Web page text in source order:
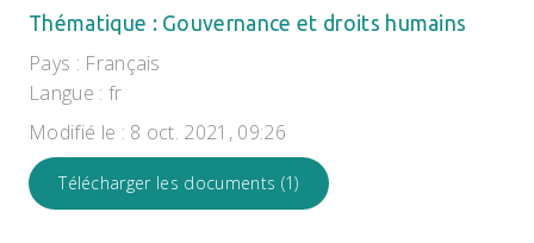
Thématique : Gouvernance et droits humains
Pays : Français
Langue : fr
Modifié le : 8 oct. 2021, 09:26
Télécharger les documents (1)